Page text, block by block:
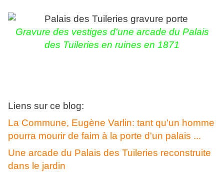
Gravure des vestiges d'une arcade du Palais
des Tuileries en ruines en 1871
Liens sur ce blog:
La Commune, Eugène Varlin: tant qu'un homme
pourra mourir de faim à la porte d'un palais ...
Une arcade du Palais des Tuileries reconstruite
dans le jardin